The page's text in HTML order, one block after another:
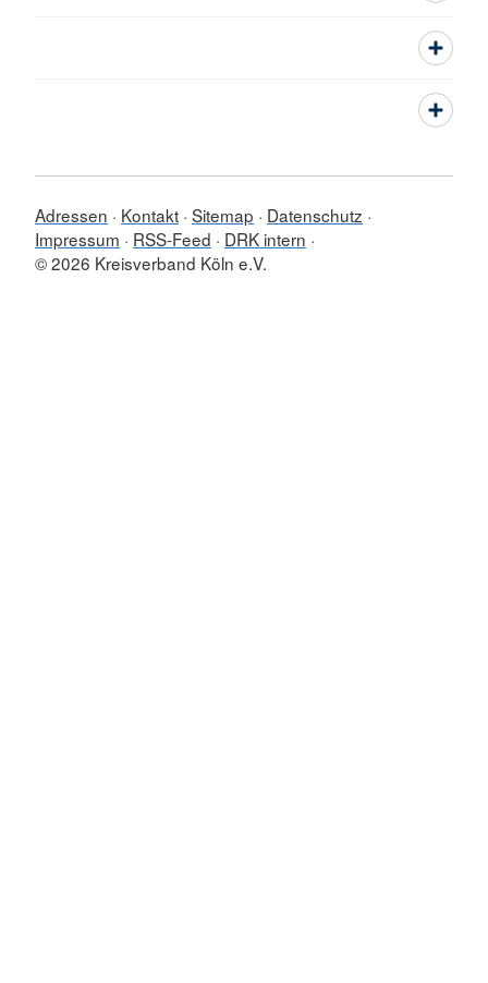
Adressen Kontakt Sitemap
Datenschutz
Impressum
RSS-Feed
DRK intern
© 2026 Kreisverband Köln e.V.